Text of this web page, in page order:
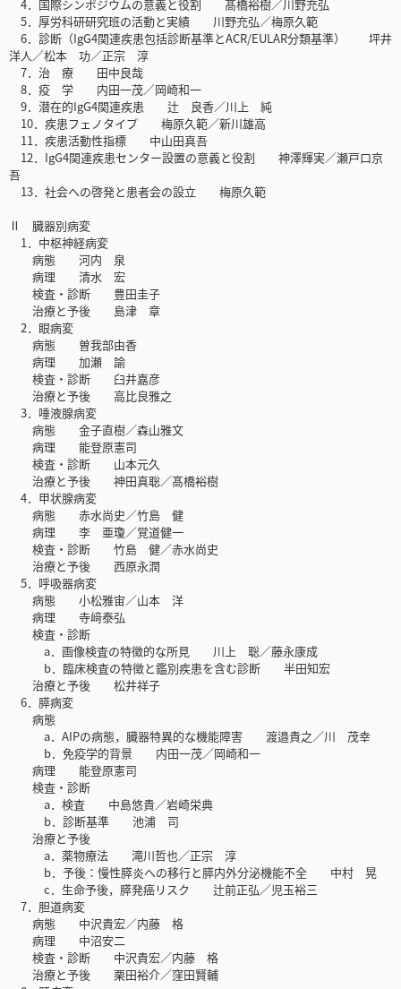
4．国際シンポジウムの意義と役割 髙橋裕樹／川野充弘
5．厚労科研研究班の活動と実績 川野充弘／梅原久範
6．診断（IgG4関連疾患包括診断基準とACR/EULAR分類基準） 坪井
洋人／松本 功／正宗 淳
7．治 療 田中良哉
8．疫 学 内田一茂／岡崎和一
9．潜在的IgG4関連疾患 辻 良香／川上 純
10．疾患フェノタイプ 梅原久範／新川雄高
11．疾患活動性指標 中山田真吾
12．IgG4関連疾患センター設置の意義と役割 神澤輝実／瀬戸口京
吾
13．社会への啓発と患者会の設立 梅原久範
Ⅱ 臓器別病変
1．中枢神経病変
病態 河内 泉
病理 清水 宏
検査・診断 豊田圭子
治療と予後 島津 章
2．眼病変
病態 曽我部由香
病理 加瀬 諭
検査・診断 臼井嘉彦
治療と予後 高比良雅之
3．唾液腺病変
病態 金子直樹／森山雅文
病理 能登原憲司
検査・診断 山本元久
治療と予後 神田真聡／髙橋裕樹
4．甲状腺病変
病態 赤水尚史／竹島 健
病理 李 亜瓊／覚道健一
検査・診断 竹島 健／赤水尚史
治療と予後 西原永潤
5．呼吸器病変
病態 小松雅宙／山本 洋
病理 寺﨑泰弘
検査・診断
a．画像検査の特徴的な所見 川上 聡／藤永康成
b．臨床検査の特徴と鑑別疾患を含む診断 半田知宏
治療と予後 松井祥子
6．膵病変
病態
a．AIPの病態，臓器特異的な機能障害 渡邉貴之／川 茂幸
b．免疫学的背景 内田一茂／岡崎和一
病理 能登原憲司
検査・診断
a．検査 中島悠貴／岩崎栄典
b．診断基準 池浦 司
治療と予後
a．薬物療法 滝川哲也／正宗 淳
b．予後：慢性膵炎への移行と膵内外分泌機能不全 中村 晃
c．生命予後，膵発癌リスク 辻前正弘／児玉裕三
7．胆道病変
病態 中沢貴宏／内藤 格
病理 中沼安二
検査・診断 中沢貴宏／内藤 格
治療と予後 栗田裕介／窪田賢輔